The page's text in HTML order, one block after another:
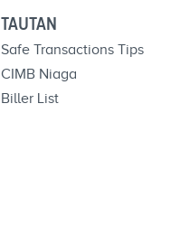
TAUTAN
Safe Transactions Tips
CIMB Niaga
Biller List